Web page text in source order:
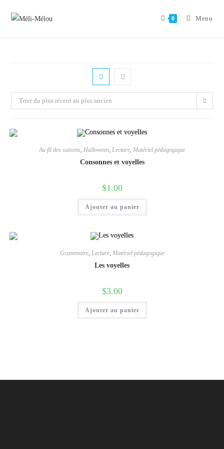
0 Menu
Trier du plus récent au plus ancien
Au fil des saisons, Halloween, Lecture, Matériel pédagogique
Consonnes et voyelles
$1.00
Ajouter au panier
Grammaire, Lecture, Matériel pédagogique
Les voyelles
$3.00
Ajouter au panier